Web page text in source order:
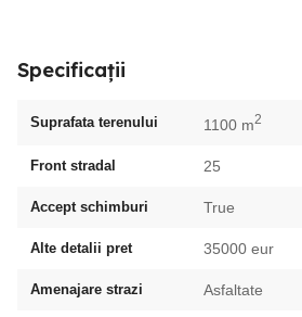
Specificații
Suprafata terenului 1100 m2
Front stradal 25
Accept schimburi True
Alte detalii pret 35000 eur
Amenajare strazi Asfaltate